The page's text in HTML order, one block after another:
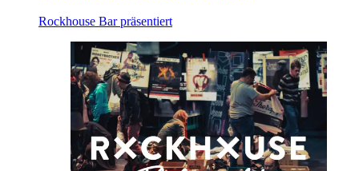
Rockhouse Bar präsentiert